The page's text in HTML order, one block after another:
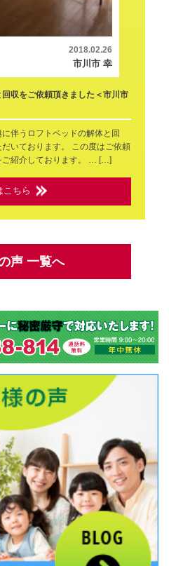
2018.02.26
市川市 幸
収をご依頼頂きました＜市川市
伴うロフトベッドの解体と回
いております。 この度はご依頼
ご紹介しております。 … […]
こちら
声 一覧へ